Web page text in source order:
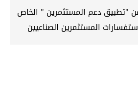
"تطبيق دعم المستثمرين " الخاص
المستثمرين الصناعيين